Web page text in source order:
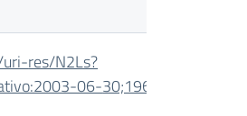
res/N2Ls?
06-30;196